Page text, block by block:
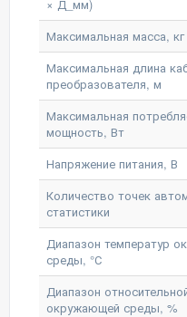
× Д_мм)
Максимальная масса, кг
Максимальная длина
преобразователя, м
Максимальная
мощность, Вт
Напряжение питания, В
Количество точек
статистики
Диапазон температур
среды, °С
Диапазон
окружающей среды, %